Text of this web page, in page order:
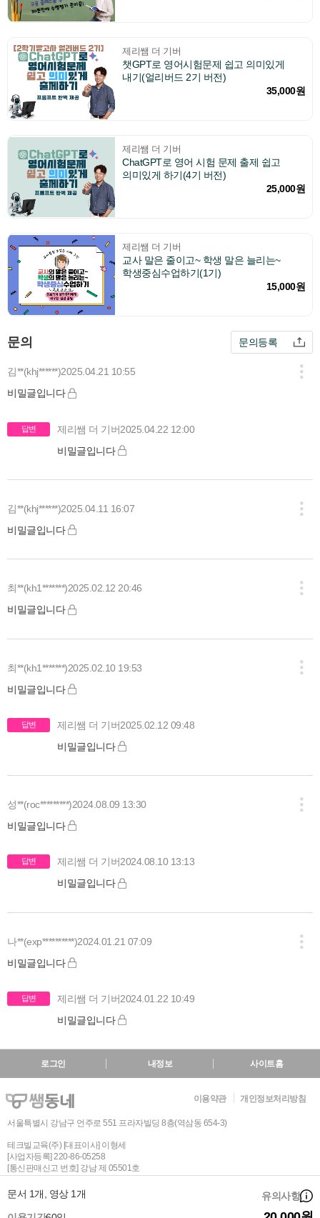
제리쌤 더 기버
챗GPT로 영어시험문제 쉽고 의미있게
내기(얼리버드 2기 버전)
35,000원
제리쌤 더 기버
ChatGPT로 영어 시험 문제 출제 쉽고
의미있게 하기(4기 버전)
25,000원
제리쌤 더 기버
교사 말은 줄이고~ 학생 말은 늘리는~
학생중심수업하기(1기)
15,000원
문의 문의등록
김**(khj******)2025.04.21 10:55
비밀글입니다
답변 제리쌤 더 기버2025.04.22 12:00
비밀글입니다
김**(khj******)2025.04.11 16:07
비밀글입니다
최**(kh1*******)2025.02.12 20:46
비밀글입니다
최**(kh1*******)2025.02.10 19:53
비밀글입니다
답변 제리쌤 더 기버2025.02.12 09:48
비밀글입니다
성**(roc*********)2024.08.09 13:30
비밀글입니다
답변 제리쌤 더 기버2024.08.10 13:13
비밀글입니다
나**(exp**********)2024.01.21 07:09
비밀글입니다
답변 제리쌤 더 기버2024.01.22 10:49
비밀글입니다
문서 1개, 영상 1개
유의사항
로그인 내정보 사이트홈
이용약관 개인정보처리방침
서울특별시 강남구 언주로 551 프라자빌딩 8층(역삼동 654-3)
테크빌교육(주) [대표이사] 이형세
[사업자등록] 220-86-05258
[통신판매신고 번호] 강남 제 05501호
인증 범위: 온라인 교육 서비스 및 교사지원 플랫폼, 교구쇼핑몰 운영
유효 기간 : 2024.01.17 ~ 2027.01.16